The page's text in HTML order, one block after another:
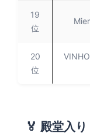
19
位
20
位
🏅 殿堂入